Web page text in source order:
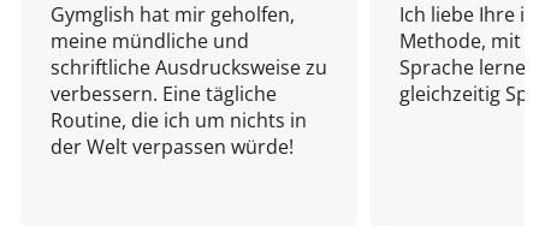
Gymglish hat mir geholfen,
meine mündliche und
schriftliche Ausdrucksweise zu
verbessern. Eine tägliche
Routine, die ich um nichts in
der Welt verpassen würde!
Ich liebe Ihre
Methode, mit
Sprache
gleichzeitig